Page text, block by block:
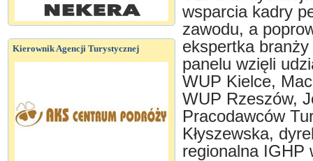
Kierownik Agencji Turystycznej
wsparcia kadry
zawodu, a
ekspertka
panelu wzięli
WUP Kielce,
WUP Rzeszów,
Pracodawców
Kłyszewska,
regionalna IGHP